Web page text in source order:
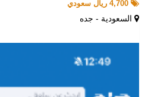
السعودية - جده